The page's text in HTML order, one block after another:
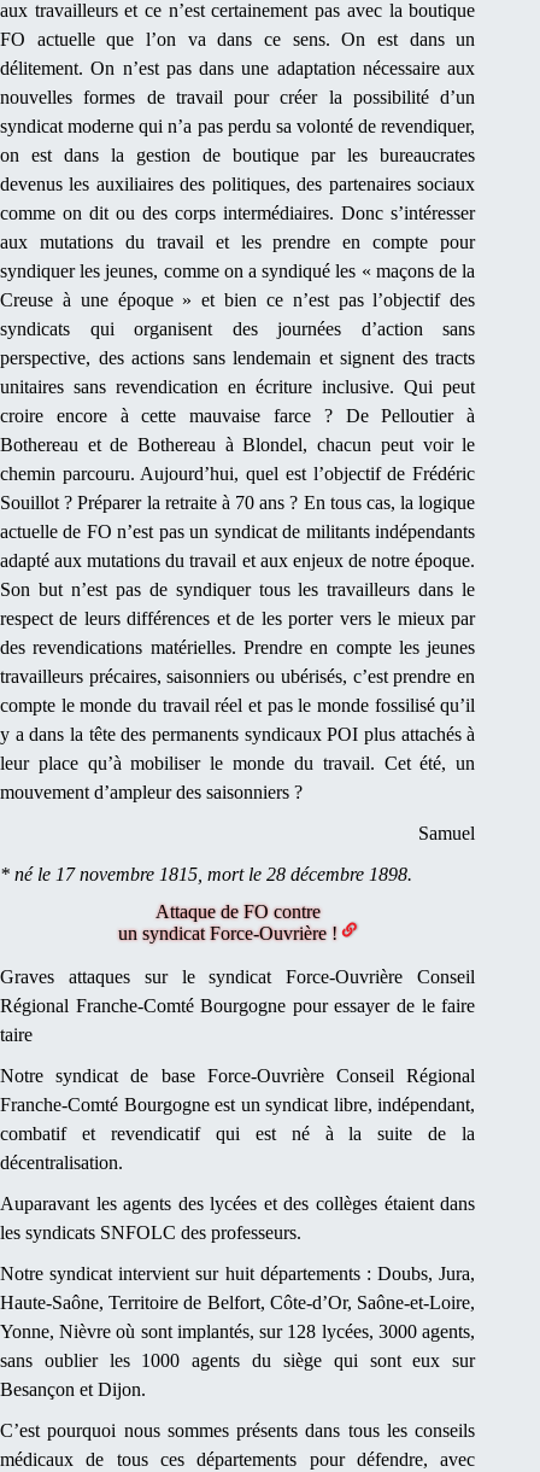
aux travailleurs et ce n’est certainement pas avec la boutique
FO actuelle que l’on va dans ce sens. On est dans un
délitement. On n’est pas dans une adaptation nécessaire aux
nouvelles formes de travail pour créer la possibilité d’un
syndicat moderne qui n’a pas perdu sa volonté de revendiquer,
on est dans la gestion de boutique par les bureaucrates
devenus les auxiliaires des politiques, des partenaires sociaux
comme on dit ou des corps intermédiaires. Donc s’intéresser
aux mutations du travail et les prendre en compte pour
syndiquer les jeunes, comme on a syndiqué les « maçons de la
Creuse à une époque » et bien ce n’est pas l’objectif des
syndicats qui organisent des journées d’action sans
perspective, des actions sans lendemain et signent des tracts
unitaires sans revendication en écriture inclusive. Qui peut
croire encore à cette mauvaise farce ? De Pelloutier à
Bothereau et de Bothereau à Blondel, chacun peut voir le
chemin parcouru. Aujourd’hui, quel est l’objectif de Frédéric
Souillot ? Préparer la retraite à 70 ans ? En tous cas, la logique
actuelle de FO n’est pas un syndicat de militants indépendants
adapté aux mutations du travail et aux enjeux de notre époque.
Son but n’est pas de syndiquer tous les travailleurs dans le
respect de leurs différences et de les porter vers le mieux par
des revendications matérielles. Prendre en compte les jeunes
travailleurs précaires, saisonniers ou ubérisés, c’est prendre en
compte le monde du travail réel et pas le monde fossilisé qu’il
y a dans la tête des permanents syndicaux POI plus attachés à
leur place qu’à mobiliser le monde du travail. Cet été, un
mouvement d’ampleur des saisonniers ?
Samuel
* né le 17 novembre 1815, mort le 28 décembre 1898.
Attaque de FO contre
un syndicat Force-Ouvrière !
Graves attaques sur le syndicat Force-Ouvrière Conseil
Régional Franche-Comté Bourgogne pour essayer de le faire
taire
Notre syndicat de base Force-Ouvrière Conseil Régional
Franche-Comté Bourgogne est un syndicat libre, indépendant,
combatif et revendicatif qui est né à la suite de la
décentralisation.
Auparavant les agents des lycées et des collèges étaient dans
les syndicats SNFOLC des professeurs.
Notre syndicat intervient sur huit départements : Doubs, Jura,
Haute-Saône, Territoire de Belfort, Côte-d’Or, Saône-et-Loire,
Yonne, Nièvre où sont implantés, sur 128 lycées, 3000 agents,
sans oublier les 1000 agents du siège qui sont eux sur
Besançon et Dijon.
C’est pourquoi nous sommes présents dans tous les conseils
médicaux de tous ces départements pour défendre, avec